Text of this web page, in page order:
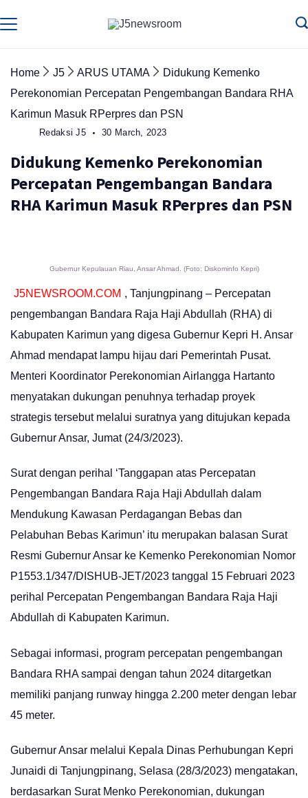
to
Home J5 ARUS UTAMA
Didukung Kemenko
Perekonomian Percepatan Pengembangan Bandara RHA
Karimun Masuk RPerpres dan PSN
Redaksi J5 30 March, 2023
Didukung Kemenko Perekonomian
Percepatan Pengembangan Bandara
RHA Karimun Masuk RPerpres dan PSN
Gubernur Kepulauan Riau, Ansar Ahmad. (Foto: Diskominfo Kepri)
J5NEWSROOM.COM , Tanjungpinang – Percepatan
pengembangan Bandara Raja Haji Abdullah (RHA) di
Kabupaten Karimun yang digesa Gubernur Kepri H. Ansar
Ahmad mendapat lampu hijau dari Pemerintah Pusat.
Menteri Koordinator Perekonomian Airlangga Hartanto
menyatakan dukungan penuhnya terhadap proyek
strategis tersebut melalui suratnya yang ditujukan kepada
Gubernur Ansar, Jumat (24/3/2023).
Surat dengan perihal ‘Tanggapan atas Percepatan
Pengembangan Bandara Raja Haji Abdullah dalam
Mendukung Kawasan Perdagangan Bebas dan
Pelabuhan Bebas Karimun’ itu merupakan balasan Surat
Resmi Gubernur Ansar ke Kemenko Perekonomian Nomor
P1553.1/347/DISHUB-JET/2023 tanggal 15 Februari 2023
perihal Percepatan Pengembangan Bandara Raja Haji
Abdullah di Kabupaten Karimun.
Sebagai informasi, program percepatan pengembangan
Bandara RHA sampai dengan tahun 2024 ditargetkan
memiliki panjang runway hingga 2.200 meter dengan lebar
45 meter.
Gubernur Ansar melalui Kepala Dinas Perhubungan Kepri
Junaidi di Tanjungpinang, Selasa (28/3/2023) mengatakan,
berdasarkan Surat Menko Perekonomian, dukungan